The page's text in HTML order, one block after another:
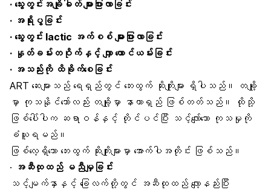
· သွေးတွင်းအချိုဓါတ် များပြားလာခြင်း
· အရိုးပွခြင်း
· သွေးတွင်း lactic အက်စစ် များပြားလာခြင်း
· နှုတ်ခမ်းတဝိုက်နှင့် လျှာ ယောင်ယမ်းခြင်း
· အသည်းကို ထိခိုက်စေခြင်း
ART ဆေးများသည် ရေရှည်တွင် ဘေးထွက် ဆိုးကျိုးများ ရှိပါသည်။ တချို့
မှာ ကုသနိုင်သော်လည်း တချို့မှာ နာတာရှည် ဖြစ်တတ်သည်။ ထိုသို့
ဖြစ်ပေါ်ပါက ဆရာဝန်နှင့် တိုင်ပင်ပြီး သင့်လျော်သော ကုသမှုကို
ခံယူရမည်။
ဖြစ်လေ့ရှိသော ဘေးထွက် ဆိုးကျိုးများမှာ အောက်ပါအတိုင်း ဖြစ်သည်။
· အဆီထုထည် မညီမျှခြင်း
သင့်မျက်နှာနှင့် ခြေလက်တို့တွင် အဆီထုထည် လျော့နည်းပြီး